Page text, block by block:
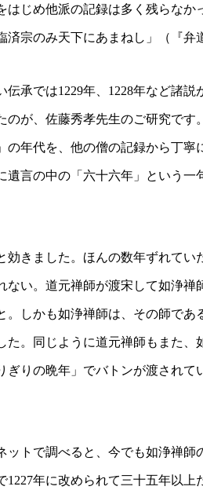
はじめ他派の記録は多く残らなか
済宗のみ天下にあまねし」（『弁
伝承では1229年、1228年など諸
のが、佐藤秀孝先生のご研究で
の年代を、他の僧の記録から丁寧
遺言の中の「六十六年」という一
効きました。ほんの数年ずれて
ない。道元禅師が渡宋して如浄禅
。しかも如浄禅師は、その師で
た。同じように道元禅師もまた
ぎりの晩年」でバトンが渡され
ットで調べると、今でも如浄禅師
1227年に改められて三十五年以上